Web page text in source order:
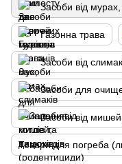
Засоби від
Газонна трава
Засоби від
Засоби для
Засоби від
Товари для погреба